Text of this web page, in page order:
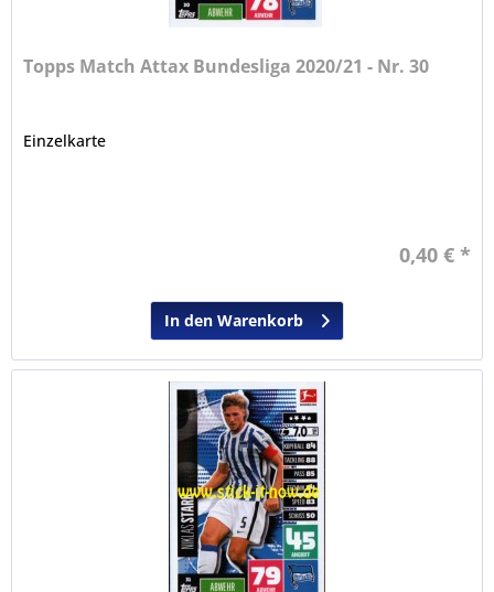
Topps Match Attax Bundesliga 2020/21 - Nr. 30
Einzelkarte
0,40 € *
In den Warenkorb